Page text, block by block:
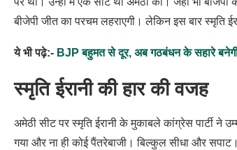
बीजेपी जीत का परचम लहराएगी। लेकिन इस बार स्मृति
ये भी पढ़े:- BJP बहुमत से दूर, अब गठबंधन के सहारे
स्मृति ईरानी की हार की वजह
अमेठी सीट पर स्मृति ईरानी के मुकाबले कांग्रेस पार्टी ने
गया और ना ही कोई पैंतरेबाजी। बिल्कुल सीधा और